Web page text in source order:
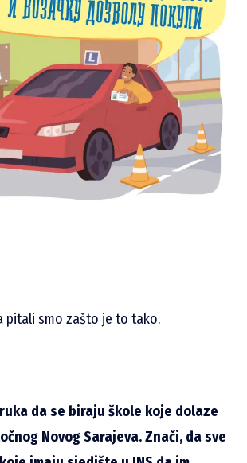
pitali smo zašto je to tako.
da se biraju škole koje dolaze
Novog Sarajeva. Znači, da sve